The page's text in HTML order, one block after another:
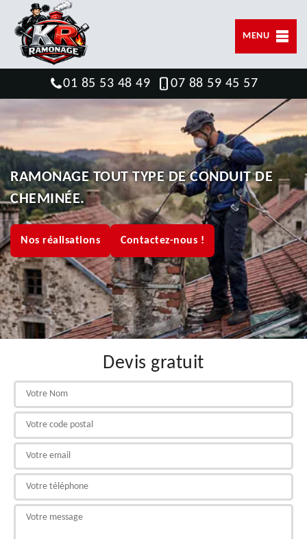
MENU
01 85 53 48 49 07 88 59 45 57
RAMONAGE TOUT TYPE DE CONDUIT DE
CHEMINÉE.
Nos réalisations Contactez-nous !
Devis gratuit